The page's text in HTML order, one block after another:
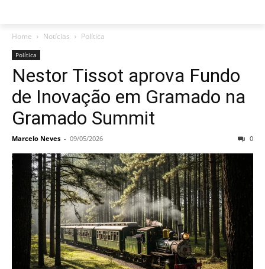
Home Notícias Política
Política
Nestor Tissot aprova Fundo
de Inovação em Gramado na
Gramado Summit
Marcelo Neves - 09/05/2026 0